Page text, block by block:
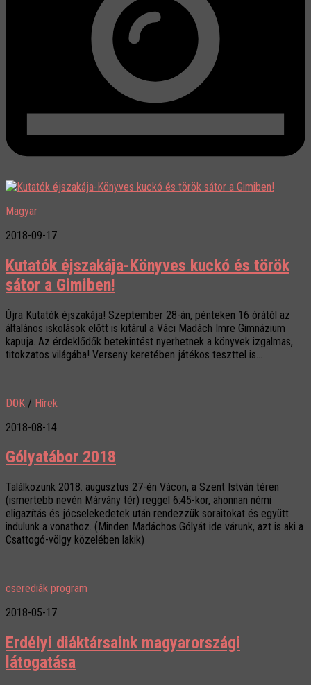
Magyar
2018-09-17
Kutatók éjszakája-Könyves kuckó és török
sátor a Gimiben!
Újra Kutatók éjszakája! Szeptember 28-án, pénteken 16 órától az
általános iskolások előtt is kitárul a Váci Madách Imre Gimnázium
kapuja. Az érdeklődők betekintést nyerhetnek a könyvek izgalmas,
titokzatos világába! Verseny keretében játékos teszttel is...
DÖK / Hírek
2018-08-14
Gólyatábor 2018
Találkozunk 2018. augusztus 27-én Vácon, a Szent István téren
(ismertebb nevén Márvány tér) reggel 6:45-kor, ahonnan némi
eligazítás és jócselekedetek után rendezzük soraitokat és együtt
indulunk a vonathoz. (Minden Madáchos Gólyát ide várunk, azt is aki a
Csattogó-völgy közelében lakik)
cserediák program
2018-05-17
Erdélyi diáktársaink magyarországi
látogatása